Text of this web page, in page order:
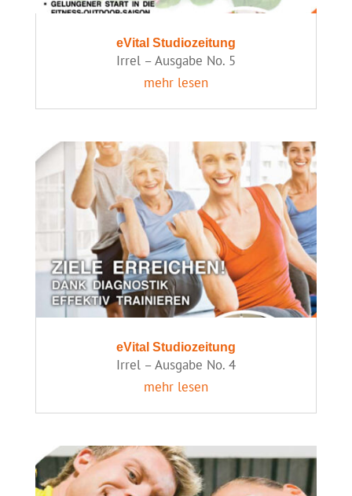
eVital Studiozeitung
Irrel – Ausgabe No. 5
mehr lesen
eVital Studiozeitung
Irrel – Ausgabe No. 4
mehr lesen